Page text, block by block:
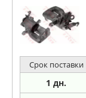
Срок поставки
1 дн.